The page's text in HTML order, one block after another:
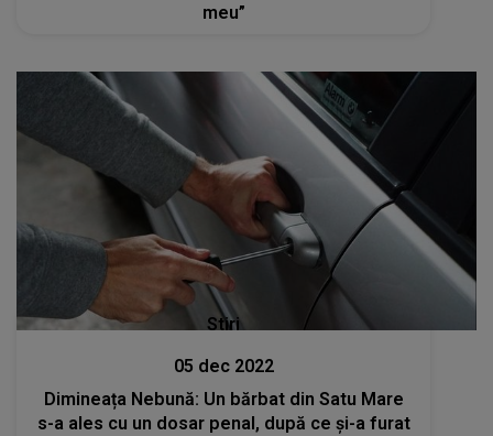
meu”
Stiri
05 dec 2022
Dimineața Nebună: Un bărbat din Satu Mare
s-a ales cu un dosar penal, după ce și-a furat